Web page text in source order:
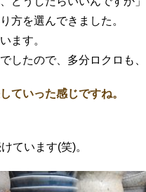
方を選んできました。
ます。
したので、多分ロクロも
ていった感じですね。
ています(笑)。